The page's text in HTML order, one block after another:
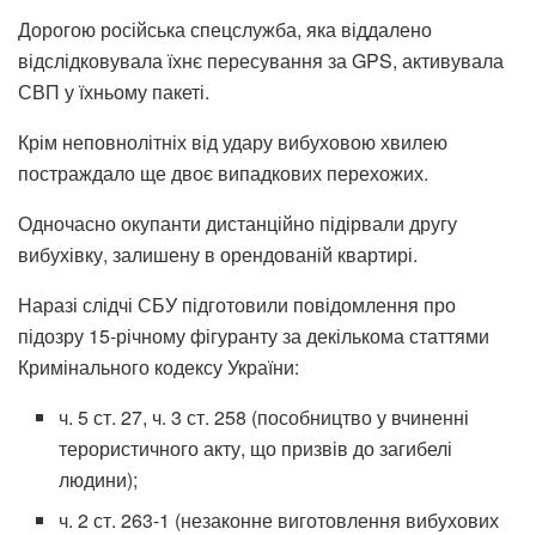
Дорогою російська спецслужба, яка віддалено
відслідковувала їхнє пересування за GPS, активувала
СВП у їхньому пакеті.
Крім неповнолітніх від удару вибуховою хвилею
постраждало ще двоє випадкових перехожих.
Одночасно окупанти дистанційно підірвали другу
вибухівку, залишену в орендованій квартирі.
Наразі слідчі СБУ підготовили повідомлення про
підозру 15-річному фігуранту за декількома статтями
Кримінального кодексу України:
ч. 5 ст. 27, ч. 3 ст. 258 (пособництво у вчиненні
терористичного акту, що призвів до загибелі
людини);
ч. 2 ст. 263-1 (незаконне виготовлення вибухових